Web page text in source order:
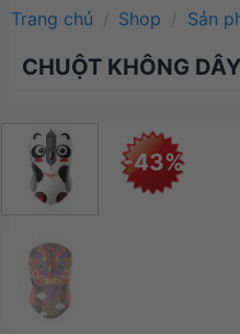
Trang chủ / Shop / Sản
CHUỘT KHÔNG
-43%